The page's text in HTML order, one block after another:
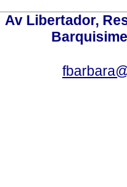
Av Libertador,